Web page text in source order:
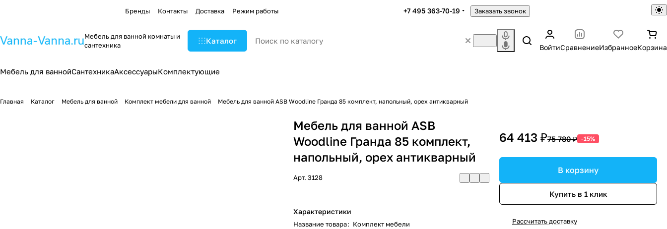
Бренды Контакты Доставка Режим работы +7 495 363-70-19 Заказать звонок
Мебель для ванной комнаты и
сантехника
Каталог
ВойтиСравнениеИзбранноеКорзина
Мебель для ваннойСантехникаАксессуарыКомплектующие
Главная Каталог Мебель для ванной Комплект мебели для ванной Мебель для ванной ASB Woodline Гранда 85 комплект, напольный, орех антикварный
Мебель для ванной ASB
Woodline Гранда 85 комплект,
напольный, орех антикварный
Арт.3128
Характеристики
Название товара: Комплект мебели
64 413 ₽75 780 ₽ -15%
В корзину
Купить в 1 клик
Рассчитать доставку